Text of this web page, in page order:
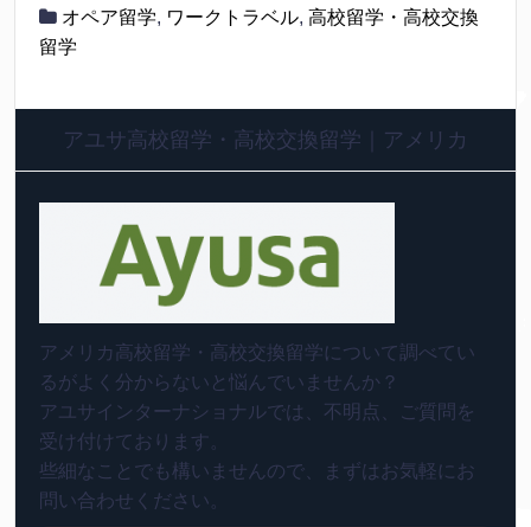
オペア留学, ワークトラベル, 高校留学・高校交換
留学
アユサ高校留学・高校交換留学｜アメリカ
アメリカ高校留学・高校交換留学について調べてい
るがよく分からないと悩んでいませんか？
アユサインターナショナルでは、不明点、ご質問を
受け付けております。
些細なことでも構いませんので、まずはお気軽にお
問い合わせください。